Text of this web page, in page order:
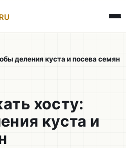
деления куста и посева семян
хосту:
куста и